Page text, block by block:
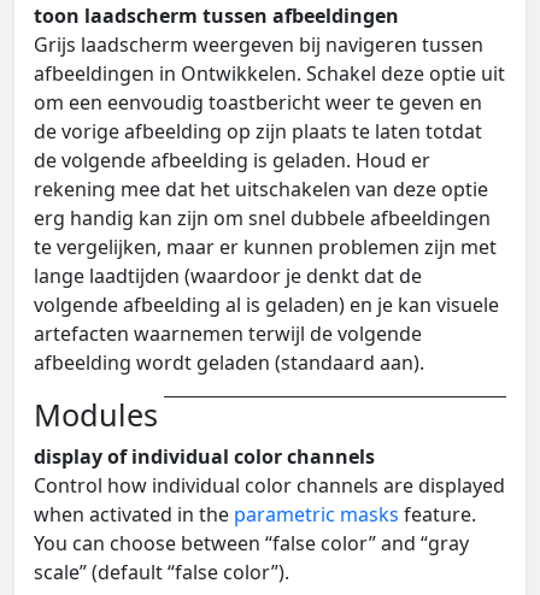
toon laadscherm tussen afbeeldingen
Grijs laadscherm weergeven bij navigeren tussen
afbeeldingen in Ontwikkelen. Schakel deze optie uit
om een eenvoudig toastbericht weer te geven en
de vorige afbeelding op zijn plaats te laten totdat
de volgende afbeelding is geladen. Houd er
rekening mee dat het uitschakelen van deze optie
erg handig kan zijn om snel dubbele afbeeldingen
te vergelijken, maar er kunnen problemen zijn met
lange laadtijden (waardoor je denkt dat de
volgende afbeelding al is geladen) en je kan visuele
artefacten waarnemen terwijl de volgende
afbeelding wordt geladen (standaard aan).
Modules
display of individual color channels
Control how individual color channels are displayed
when activated in the parametric masks feature.
You can choose between “false color” and “gray
scale” (default “false color”).